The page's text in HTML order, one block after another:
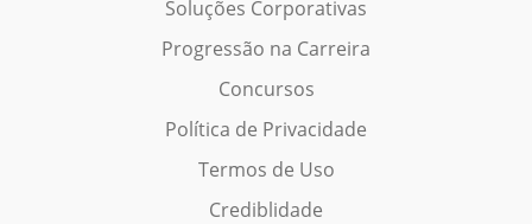
Soluções Corporativas
Progressão na Carreira
Concursos
Política de Privacidade
Termos de Uso
Crediblidade